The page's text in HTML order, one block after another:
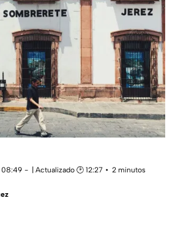
08:49 | Actualizado 🕑 12:27
2 minutos